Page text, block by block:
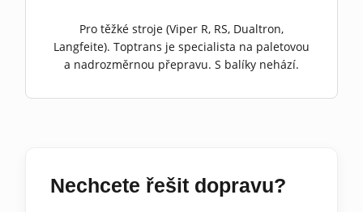
Pro těžké stroje (Viper R, RS, Dualtron,
Langfeite). Toptrans je specialista na paletovou
a nadrozměrnou přepravu. S balíky nehází.
Nechcete řešit dopravu?